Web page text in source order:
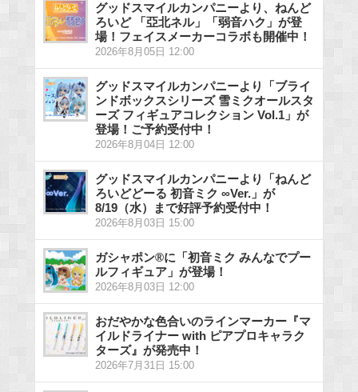
グッドスマイルカンパニーより、ねんど
ろいど 「亞北ネル」「弱音ハク」が登
場！フェイスメーカーコラボも開催中！
2026年8月05日 12:00
グッドスマイルカンパニーより「ブライ
ンドボックスシリーズ 雪ミクオールスタ
ーズ フィギュアコレクション Vol.1」が
登場！ご予約受付中！
2026年8月04日 12:00
グッドスマイルカンパニーより「ねんど
ろいどどーる 初音ミク ∞Ver.」が
8/19（水）まで好評予約受付中！
2026年8月03日 15:00
ガシャポン®に「初音ミク みんなでプー
ルフィギュア」が登場！
2026年8月03日 12:00
おだやかな色合いのラインマーカー『マ
イルドライナー with ピアプロキャラク
ターズ』が発売中！
2026年7月31日 15:00